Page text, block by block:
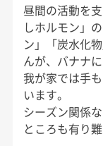
昼間の活動を
しホルモン」
ン」「炭水化
んが、バナナ
我が家では手
います。
シーズン関係
ところも有り難